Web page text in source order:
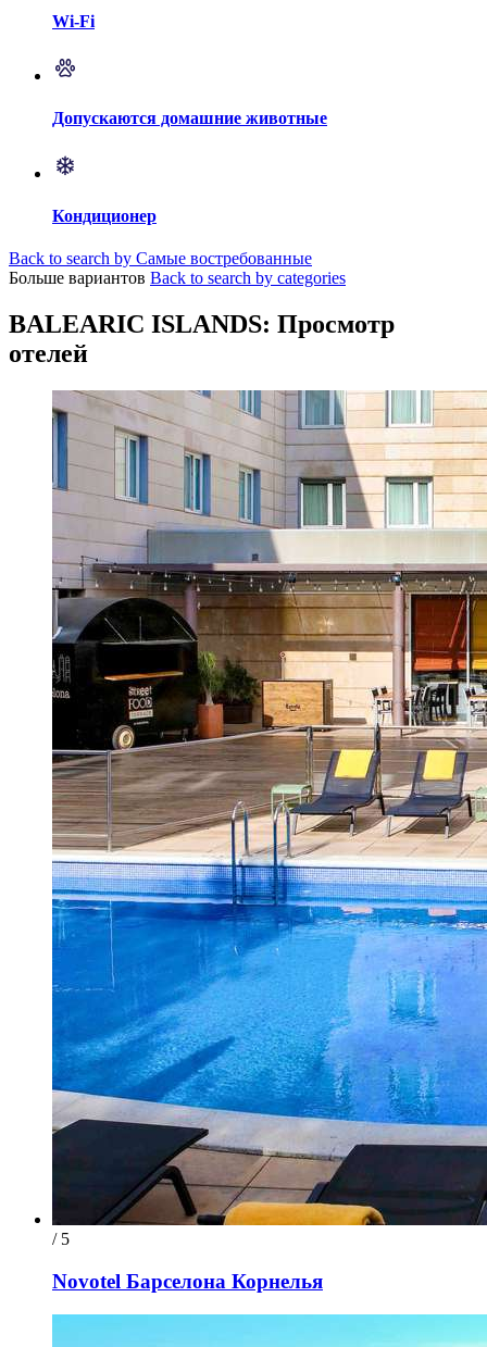
Wi-Fi
Допускаются домашние животные
Кондиционер
Back to search by Самые востребованные
Больше вариантов Back to search by categories
BALEARIC ISLANDS: Просмотр
отелей
/ 5
Novotel Барселона Корнелья